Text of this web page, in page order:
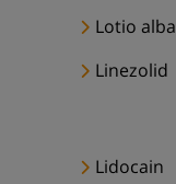
Lotio alba
Linezolid
Lidocain